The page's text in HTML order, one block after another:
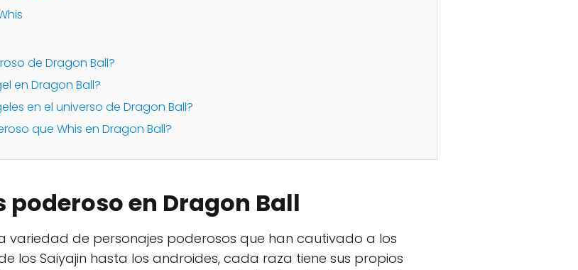
de Dragon Ball?
en Dragon Ball?
en el universo de Dragon Ball?
que Whis en Dragon Ball?
poderoso en Dragon Ball
variedad de personajes poderosos que han cautivado a los
los Saiyajin hasta los androides, cada raza tiene sus propios